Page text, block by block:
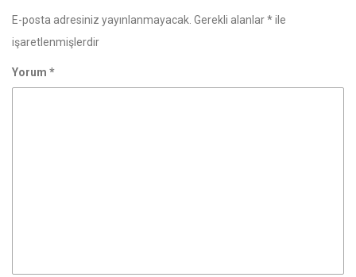
E-posta adresiniz yayınlanmayacak. Gerekli alanlar*ile
işaretlenmişlerdir
Yorum *